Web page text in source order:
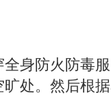
身防火防毒
处。然后根